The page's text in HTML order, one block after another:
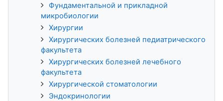
Фундаментальной и прикладной
микробиологии
Хирургии
Хирургических болезней педиатрического
факультета
Хирургических болезней лечебного
факультета
Хирургической стоматологии
Эндокринологии